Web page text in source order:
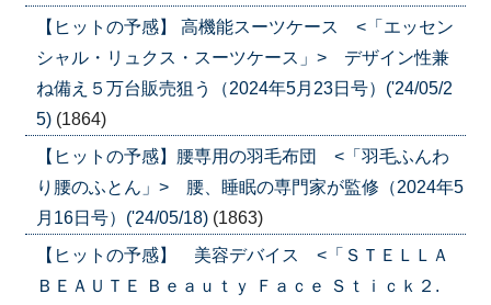
【ヒットの予感】 高機能スーツケース <「エッセン
シャル・リュクス・スーツケース」> デザイン性兼
ね備え５万台販売狙う（2024年5月23日号）('24/05/2
5) (1864)
【ヒットの予感】腰専用の羽毛布団 <「羽毛ふんわ
り腰のふとん」> 腰、睡眠の専門家が監修（2024年5
月16日号）('24/05/18) (1863)
【ヒットの予感】 美容デバイス <「ＳＴＥＬＬＡ
ＢＥＡＵＴＥ Ｂｅａｕｔｙ Ｆａｃｅ Ｓｔｉｃｋ２.